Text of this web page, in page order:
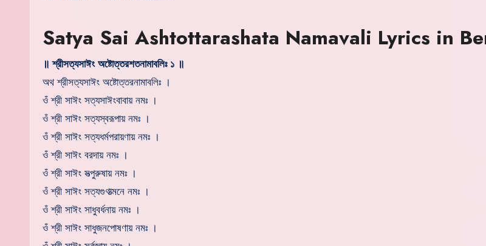
Satya Sai Ashtottarashata Namavali Lyrics in
॥ শ্রীসত্যসাঈং অষ্টোত্তরশতনামাবলিঃ ১ ॥
অথ শ্রীসত্যসাঈং অষ্টোত্তরনামাবলিঃ ।
ওঁ শ্রী সাঈং সত্যসাঈংবাবায় নমঃ ।
ওঁ শ্রী সাঈং সত্যস্বরূপায় নমঃ ।
ওঁ শ্রী সাঈং সত্যধর্মপরায়ণায় নমঃ ।
ওঁ শ্রী সাঈং বরদায় নমঃ ।
ওঁ শ্রী সাঈং সত্পুরুষায় নমঃ ।
ওঁ শ্রী সাঈং সত্যগুণাত্মনে নমঃ ।
ওঁ শ্রী সাঈং সাধুবর্ধনায় নমঃ ।
ওঁ শ্রী সাঈং সাধুজনপোষণায় নমঃ ।